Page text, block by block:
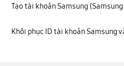
Tạo tài khoản Samsung
Khôi phục ID tài khoản Samsung